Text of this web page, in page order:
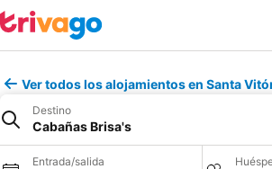
Ver todos los alojamientos en Santa
Destino
Cabañas Brisa's
Entrada/salida